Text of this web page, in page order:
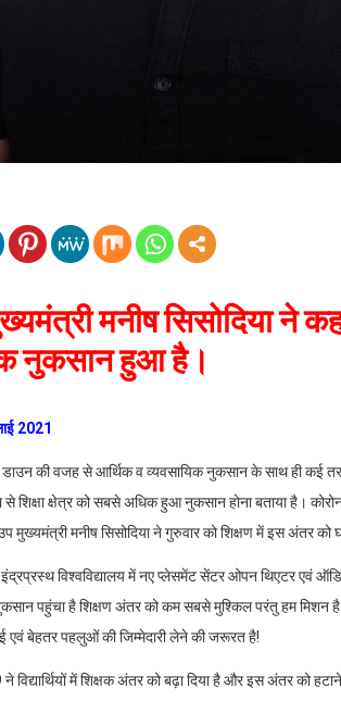
मनीष सिसोदिया ने
नुकसान हुआ है।
2021
की वजह से आर्थिक व व्यवसायिक नुकसान के साथ ही कई
से शिक्षा क्षेत्र को सबसे अधिक हुआ नुकसान होना बताया है।
मुख्यमंत्री मनीष सिसोदिया ने गुरुवार को शिक्षण में इस अंतर
इंद्रप्रस्थ विश्वविद्यालय में नए प्लेसमेंट सेंटर ओपन थिएटर एवं
पहुंचा है शिक्षण अंतर को कम सबसे मुश्किल परंतु हम मिशन
बेहतर पहलुओं की जिम्मेदारी लेने की जरूरत है!
विद्यार्थियों में शिक्षक अंतर को बढ़ा दिया है और इस अंतर को